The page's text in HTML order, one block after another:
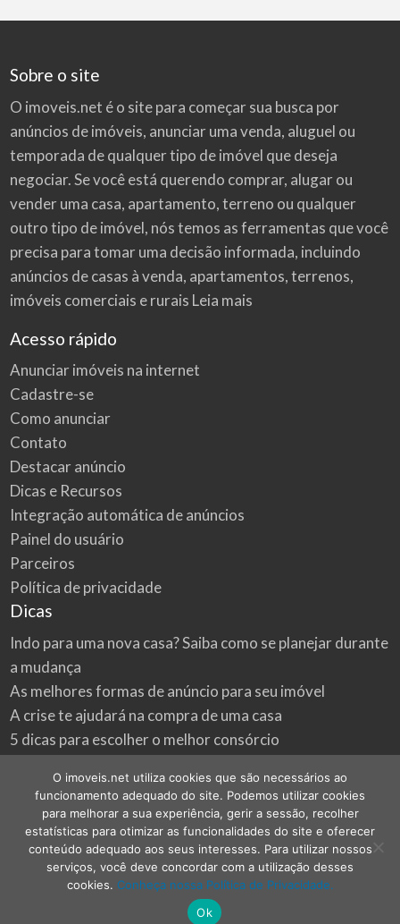
Sobre o site
O imoveis.net é o site para começar sua busca por
anúncios de imóveis, anunciar uma venda, aluguel ou
temporada de qualquer tipo de imóvel que deseja
negociar. Se você está querendo comprar, alugar ou
vender uma casa, apartamento, terreno ou qualquer
outro tipo de imóvel, nós temos as ferramentas que você
precisa para tomar uma decisão informada, incluindo
anúncios de casas à venda, apartamentos, terrenos,
imóveis comerciais e rurais Leia mais
Acesso rápido
Anunciar imóveis na internet
Cadastre-se
Como anunciar
Contato
Destacar anúncio
Dicas e Recursos
Integração automática de anúncios
Painel do usuário
Parceiros
Política de privacidade
Dicas
Indo para uma nova casa? Saiba como se planejar durante
a mudança
As melhores formas de anúncio para seu imóvel
A crise te ajudará na compra de uma casa
5 dicas para escolher o melhor consórcio
Onde procurar as melhores oportunidades do mercado
imobiliário
©2026imoveis.net | Todos os direitos reservados.
O imoveis.net utiliza cookies que são necessários ao
funcionamento adequado do site. Podemos utilizar cookies
para melhorar a sua experiência, gerir a sessão, recolher
estatísticas para otimizar as funcionalidades do site e oferecer
conteúdo adequado aos seus interesses. Para utilizar nossos
serviços, você deve concordar com a utilização desses
cookies. Conheça nossa Política de Privacidade.
Ok